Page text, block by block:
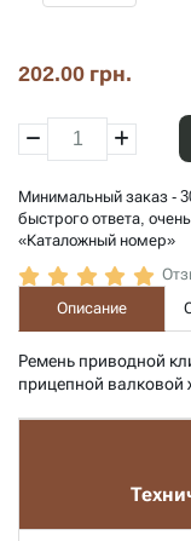
202.00 грн.
Минимальный заказ -
быстрого ответа,
«Каталожный номер»
Описание
Ремень приводной
прицепной валковой